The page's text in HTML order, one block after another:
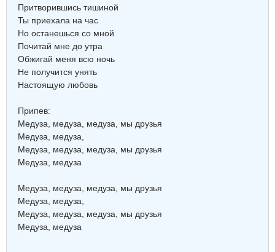
Притворившись тишиной
Ты приехала на час
Но останешься со мной
Почитай мне до утра
Обжигай меня всю ночь
Не получится унять
Настоящую любовь
Припев:
Медуза, медуза, медуза, мы друзья
Медуза, медуза,
Медуза, медуза, медуза, мы друзья
Медуза, медуза
Медуза, медуза, медуза, мы друзья
Медуза, медуза,
Медуза, медуза, медуза, мы друзья
Медуза, медуза